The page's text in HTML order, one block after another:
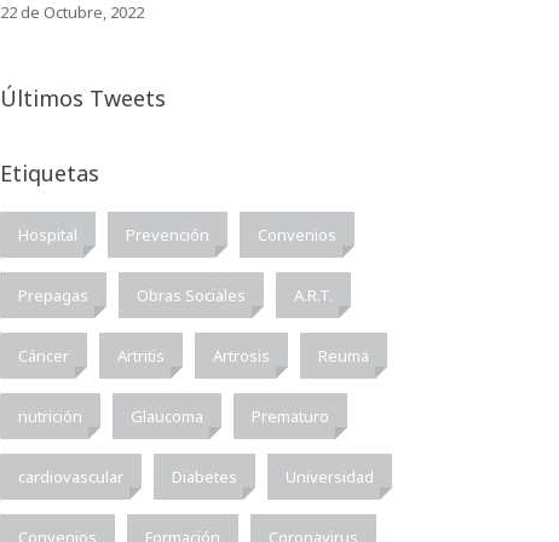
22 de Octubre, 2022
Últimos Tweets
Etiquetas
Hospital Prevención Convenios
Prepagas Obras Sociales A.R.T.
Cáncer Artritis Artrosis Reuma
nutrición Glaucoma Prematuro
cardiovascular Diabetes Universidad
Convenios Formación Coronavirus